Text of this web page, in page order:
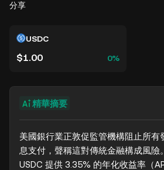
分享
USDC
$1.00 0%
精華摘要
美國銀行業正敦促監管機構阻止所有
息支付，聲稱這對傳統金融構成風
USDC 提供 3.35% 的年化收益率（